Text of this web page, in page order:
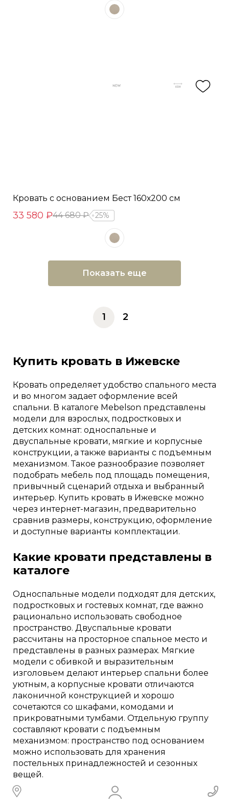
Кровать с основанием Бест 160х200 см
33 580 ₽44 680 ₽ 25%
Показать еще
1 2
Купить кровать в Ижевске
Кровать определяет удобство спального места
и во многом задает оформление всей
спальни. В каталоге Mebelson представлены
модели для взрослых, подростковых и
детских комнат: односпальные и
двуспальные кровати, мягкие и корпусные
конструкции, а также варианты с подъемным
механизмом. Такое разнообразие позволяет
подобрать мебель под площадь помещения,
привычный сценарий отдыха и выбранный
интерьер. Купить кровать в Ижевске можно
через интернет-магазин, предварительно
сравнив размеры, конструкцию, оформление
и доступные варианты комплектации.
Какие кровати представлены в
каталоге
Односпальные модели подходят для детских,
подростковых и гостевых комнат, где важно
рационально использовать свободное
пространство. Двуспальные кровати
рассчитаны на просторное спальное место и
представлены в разных размерах. Мягкие
модели с обивкой и выразительным
изголовьем делают интерьер спальни более
уютным, а корпусные кровати отличаются
лаконичной конструкцией и хорошо
сочетаются со шкафами, комодами и
прикроватными тумбами. Отдельную группу
составляют кровати с подъемным
механизмом: пространство под основанием
можно использовать для хранения
постельных принадлежностей и сезонных
вещей.
Как выбрать кровать для